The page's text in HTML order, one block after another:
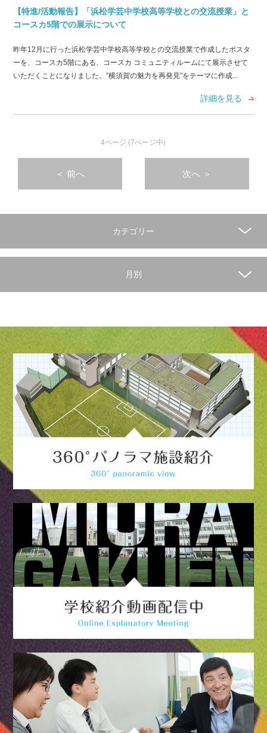
【特進/活動報告】「浜松学芸中学校高等学校との交流授業」と
コースカ5階での展示について
昨年12月に行った浜松学芸中学校高等学校との交流授業で作成したポスタ
ーを、コースカ5階にある、コースカ コミュニティルームにて展示させて
いただくことになりました。”横須賀の魅力を再発見”をテーマに作成...
詳細を見る
4ページ (7ページ中)
＜ 前へ 次へ ＞
カテゴリー
月別